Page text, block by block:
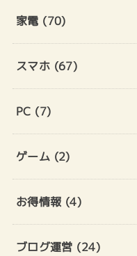
家電 (70)
スマホ (67)
PC (7)
ゲーム (2)
お得情報 (4)
ブログ運営 (24)